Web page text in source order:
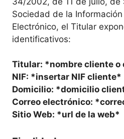
Sociedad de la
Electrónico, el Titular
identificativos:
Titular: *nombre cliente o
NIF: *insertar NIF cliente*
Domicilio: *domicilio
Correo electrónico:
Sitio Web: *url de la web*